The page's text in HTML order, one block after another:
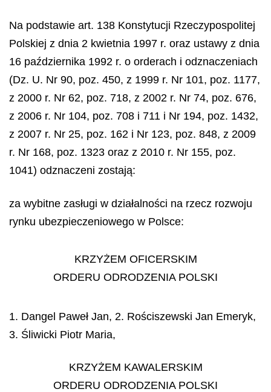
Na podstawie art. 138 Konstytucji Rzeczypospolitej
Polskiej z dnia 2 kwietnia 1997 r. oraz ustawy z dnia
16 października 1992 r. o orderach i odznaczeniach
(Dz. U. Nr 90, poz. 450, z 1999 r. Nr 101, poz. 1177,
z 2000 r. Nr 62, poz. 718, z 2002 r. Nr 74, poz. 676,
z 2006 r. Nr 104, poz. 708 i 711 i Nr 194, poz. 1432,
z 2007 r. Nr 25, poz. 162 i Nr 123, poz. 848, z 2009
r. Nr 168, poz. 1323 oraz z 2010 r. Nr 155, poz.
1041) odznaczeni zostają:
za wybitne zasługi w działalności na rzecz rozwoju
rynku ubezpieczeniowego w Polsce:
KRZYŻEM OFICERSKIM
ORDERU ODRODZENIA POLSKI
1. Dangel Paweł Jan, 2. Rościszewski Jan Emeryk,
3. Śliwicki Piotr Maria,
KRZYŻEM KAWALERSKIM
ORDERU ODRODZENIA POLSKI